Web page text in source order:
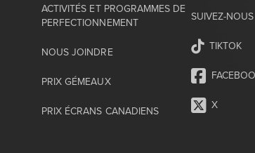
ACTIVITÉS ET PROGRAMMES DE
PERFECTIONNEMENT
NOUS JOINDRE
PRIX GÉMEAUX
PRIX ÉCRANS CANADIENS
SUIVEZ-
TIKTOK
X